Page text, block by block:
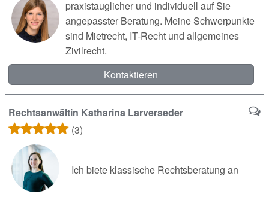
praxistauglicher und individuell auf Sie
angepasster Beratung. Meine Schwerpunkte
sind Mietrecht, IT-Recht und allgemeines
Zivilrecht.
Kontaktieren
Rechtsanwältin Katharina Larverseder
(3)
Ich biete klassische Rechtsberatung an